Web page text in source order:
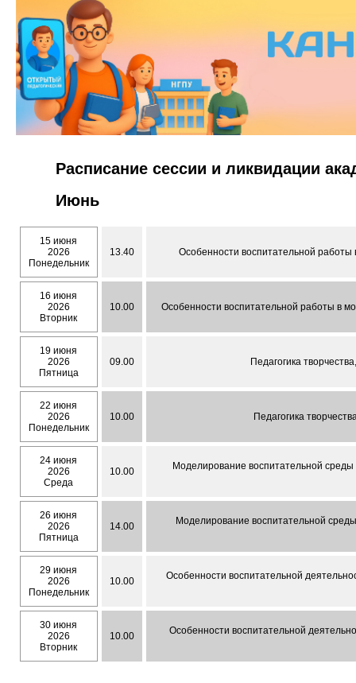
Расписание сессии и ликвидации
Июнь
15 июня
2026
Понедельник
13.40 Особенности воспитательной
16 июня
2026
Вторник
10.00 Особенности воспитательной работы в
19 июня
2026
Пятница
09.00 Педагогика
22 июня
2026
Понедельник
10.00 Педагогика
24 июня
2026
Среда
10.00 Моделирование воспитательной
26 июня
2026
Пятница
14.00 Моделирование воспитательной
29 июня
2026
Понедельник
10.00 Особенности воспитательной
30 июня
2026
Вторник
10.00 Особенности воспитательной